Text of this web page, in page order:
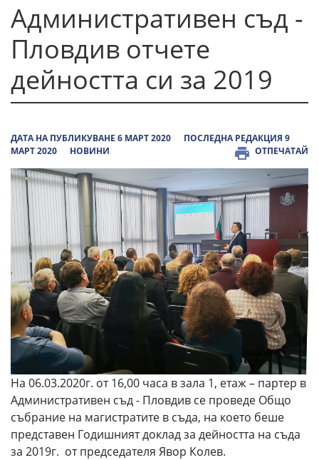
Административен съд -
Пловдив отчете
дейността си за 2019
ДАТА НА ПУБЛИКУВАНЕ 6 МАРТ 2020
ПОСЛЕДНА РЕДАКЦИЯ 9
МАРТ 2020
НОВИНИ ОТПЕЧАТАЙ
На 06.03.2020г. от 16,00 часа в зала 1, етаж – партер в
Административен съд - Пловдив се проведе Общо
събрание на магистратите в съда, на което беше
представен Годишният доклад за дейността на съда
за 2019г. от председателя Явор Колев.